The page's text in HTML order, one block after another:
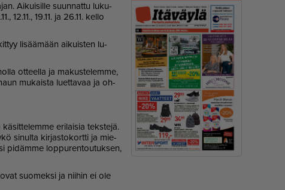
Ai­kui­sil­le suun­nat­tu lu­ku­
19.11. ja 26.11. kel­lo
li­sää­mään ai­kuis­ten lu­
ot­teel­la ja ma­kus­te­lem­me,
mu­kais­ta lu­et­ta­vaa ja oh­
eri­lai­sia teks­te­jä.
si­nul­ta kir­jas­to­kort­ti ja mie­
pi­däm­me lop­pu­ren­tou­tuk­sen,
suo­mek­si ja nii­hin ei ole